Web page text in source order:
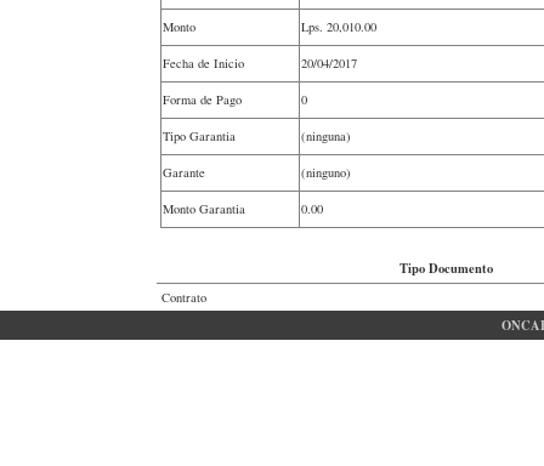
Monto Lps. 20,010.00
Fecha de Inicio 20/04/2017
Forma de Pago 0
Tipo Garantia (ninguna)
Garante (ninguno)
Monto Garantia 0.00
Tipo Documento
Contrato